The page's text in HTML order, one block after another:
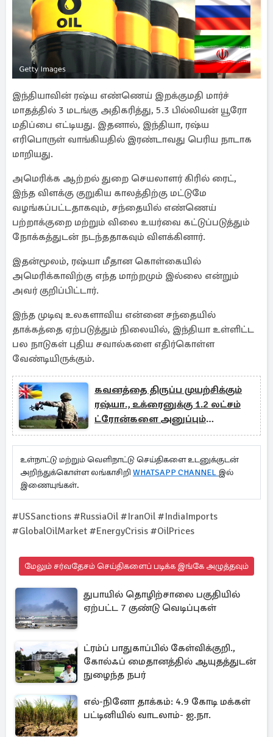
இந்தியாவின் ரஷ்ய எண்ணெய் இறக்குமதி மார்ச்
மாதத்தில் 3 மடங்கு அதிகரித்து, 5.3 பில்லியன் யூரோ
மதிப்பை எட்டியது. இதனால், இந்தியா, ரஷ்ய
எரிபொருள் வாங்கியதில் இரண்டாவது பெரிய நாடாக
மாறியது.
அமெரிக்க ஆற்றல் துறை செயலாளர் கிரில் ரைட்,
இந்த விளக்கு குறுகிய காலத்திற்கு மட்டுமே
வழங்கப்பட்டதாகவும், சந்தையில் எண்ணெய்
பற்றாக்குறை மற்றும் விலை உயர்வை கட்டுப்படுத்தும்
நோக்கத்துடன் நடந்ததாகவும் விளக்கினார்.
இதன்மூலம், ரஷ்யா மீதான கொள்கையில்
அமெரிக்காவிற்கு எந்த மாற்றமும் இல்லை என்றும்
அவர் குறிப்பிட்டார்.
இந்த முடிவு உலகளாவிய என்னை சந்தையில்
தாக்கத்தை ஏற்படுத்தும் நிலையில், இந்தியா உள்ளிட்ட
பல நாடுகள் புதிய சவால்களை எதிர்கொள்ள
வேண்டியிருக்கும்.
கவனத்தை திருப்ப முயற்சிக்கும்
ரஷ்யா., உக்ரைனுக்கு 1.2 லட்சம்
ட்ரோன்களை அனுப்பும்
பிரித்தானியா
உள்நாட்டு மற்றும் வெளிநாட்டு செய்திகளை உடனுக்குடன்
அறிந்துக்கொள்ள லங்காசிறி WHATSAPP CHANNEL இல்
இணையுங்கள்.
#USSanctions #RussiaOil #IranOil #IndiaImports
#GlobalOilMarket #EnergyCrisis #OilPrices
மேலும் சர்வதேசம் செய்திகளைப் படிக்க இங்கே அழுத்தவும்
துபாயில் தொழிற்சாலை பகுதியில்
ஏற்பட்ட 7 குண்டு வெடிப்புகள்
ட்ரம்ப் பாதுகாப்பில் கேள்விக்குறி.,
கோல்ஃப் மைதானத்தில் ஆயுதத்துடன்
நுழைந்த நபர்
எல்-நினோ தாக்கம்: 4.9 கோடி மக்கள்
பட்டினியில் வாடலாம்- ஐ.நா.